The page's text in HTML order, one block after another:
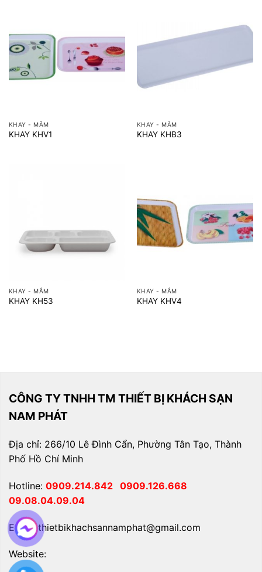
KHAY - MÂM
KHAY KHV1
KHAY - MÂM
KHAY KHB3
KHAY - MÂM
KHAY KH53
KHAY - MÂM
KHAY KHV4
CÔNG TY TNHH TM THIẾT BỊ KHÁCH SẠN
NAM PHÁT
Địa chỉ: 266/10 Lê Đình Cẩn, Phường Tân Tạo, Thành
Phố Hồ Chí Minh
Hotline: 0909.214.842 0909.126.668
09.08.04.09.04
Email: thietbikhachsannamphat@gmail.com
Website: